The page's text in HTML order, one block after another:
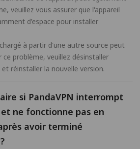
veuillez vous assurer que l'appareil
d'espace pour installer
à partir d'une autre source peut
ce problème, veuillez désinstaller
et réinstaller la nouvelle version.
si PandaVPN interrompt
ne fonctionne pas en
avoir terminé